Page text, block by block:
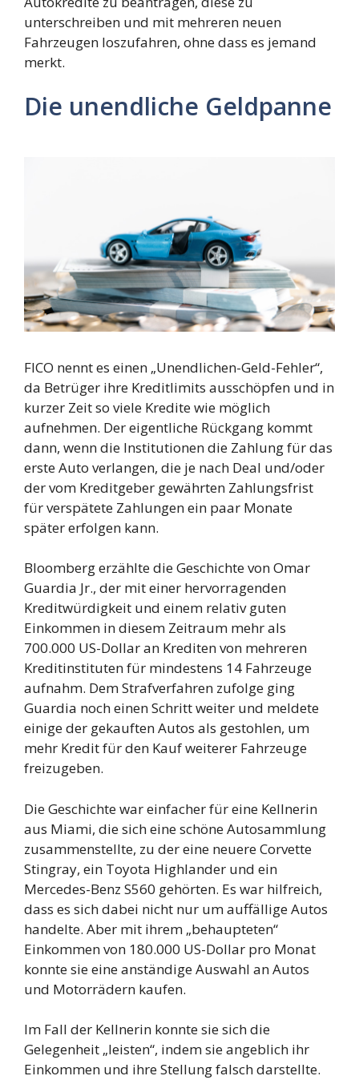
unterschreiben und mit mehreren neuen
Fahrzeugen loszufahren, ohne dass es jemand
merkt.
Die unendliche Geldpanne
FICO nennt es einen „Unendlichen-Geld-Fehler“,
da Betrüger ihre Kreditlimits ausschöpfen und in
kurzer Zeit so viele Kredite wie möglich
aufnehmen. Der eigentliche Rückgang kommt
dann, wenn die Institutionen die Zahlung für das
erste Auto verlangen, die je nach Deal und/oder
der vom Kreditgeber gewährten Zahlungsfrist
für verspätete Zahlungen ein paar Monate
später erfolgen kann.
Bloomberg erzählte die Geschichte von Omar
Guardia Jr., der mit einer hervorragenden
Kreditwürdigkeit und einem relativ guten
Einkommen in diesem Zeitraum mehr als
700.000 US-Dollar an Krediten von mehreren
Kreditinstituten für mindestens 14 Fahrzeuge
aufnahm. Dem Strafverfahren zufolge ging
Guardia noch einen Schritt weiter und meldete
einige der gekauften Autos als gestohlen, um
mehr Kredit für den Kauf weiterer Fahrzeuge
freizugeben.
Die Geschichte war einfacher für eine Kellnerin
aus Miami, die sich eine schöne Autosammlung
zusammenstellte, zu der eine neuere Corvette
Stingray, ein Toyota Highlander und ein
Mercedes-Benz S560 gehörten. Es war hilfreich,
dass es sich dabei nicht nur um auffällige Autos
handelte. Aber mit ihrem „behaupteten“
Einkommen von 180.000 US-Dollar pro Monat
konnte sie eine anständige Auswahl an Autos
und Motorrädern kaufen.
Im Fall der Kellnerin konnte sie sich die
Gelegenheit „leisten“, indem sie angeblich ihr
Einkommen und ihre Stellung falsch darstellte.